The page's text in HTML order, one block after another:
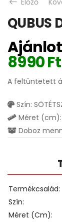
QUBUS
8990Ft
A feltüntetett
Szín:
Méret (cm):
Doboz
Termékcsalád
Szín
Méret (cm)